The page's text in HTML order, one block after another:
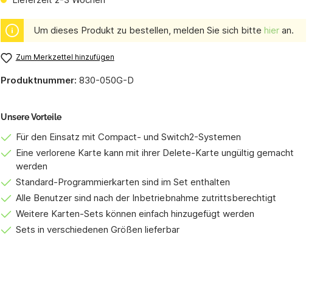
Um dieses Produkt zu bestellen, melden Sie sich bitte hieran.
Zum Merkzettel hinzufügen
Produktnummer: 830-050G-D
Unsere Vorteile
Für den Einsatz mit Compact- und Switch2-Systemen
Eine verlorene Karte kann mit ihrer Delete-Karte ungültig gemacht
werden
Standard-Programmierkarten sind im Set enthalten
Alle Benutzer sind nach der Inbetriebnahme zutrittsberechtigt
Weitere Karten-Sets können einfach hinzugefügt werden
Sets in verschiedenen Größen lieferbar